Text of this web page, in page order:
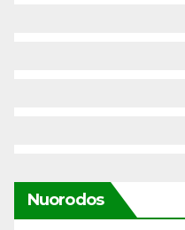
Nuorodos